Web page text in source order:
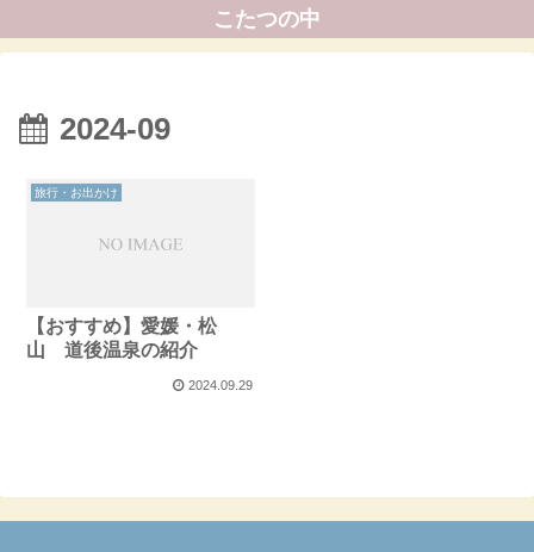
こたつの中
2024-09
旅行・お出かけ
【おすすめ】愛媛・松
山 道後温泉の紹介
2024.09.29